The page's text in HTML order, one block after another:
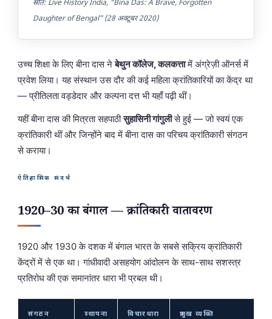
स्रोत: Live History India, “Bina Das: A Brave, Forgotten
Daughter of Bengal” (28 अक्टूबर 2020)
उच्च शिक्षा के लिए बीना दास नेबेथुन कॉलेज, कलकत्तामें अंग्रेज़ी ऑनर्स में
प्रवेश लिया। यह संस्थान उस दौर की कई महिला क्रांतिकारियों का केंद्र था
— प्रीतिलता वड्डेदार और कल्पना दत्त भी यहाँ पढ़ी थीं।
यहीं बीना दास की मित्रता सहपाठीसुहासिनी गांगुलीसे हुई — जो स्वयं एक
क्रांतिकारी थीं और जिन्होंने बाद में बीना दास का परिचय क्रांतिकारी संगठन
से कराया।
ऐतिहासिक संदर्भ
1920–30 का बंगाल — क्रांतिकारी वातावरण
1920 और 1930 के दशक में बंगाल भारत के सबसे सक्रिय क्रांतिकारी
केंद्रों में से एक था। गांधीवादी असहयोग आंदोलन के साथ-साथ सशस्त्र
प्रतिरोध की एक समानांतर धारा भी प्रबल थी।
संगठन स्थापना विचारधारा प्रमुख व्यक्ति